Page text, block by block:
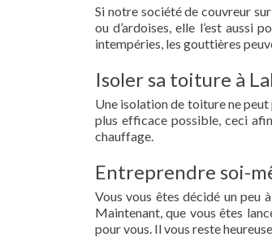
Si notre société de couvreur
ou d’ardoises, elle l’est aussi
intempéries, les gouttières
Isoler sa toiture à
Une isolation de toiture ne
plus efficace possible, ceci
chauffage.
Entreprendre soi-
Vous vous êtes décidé un peu
Maintenant, que vous êtes
pour vous. Il vous reste